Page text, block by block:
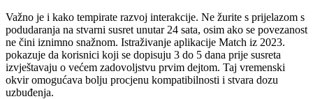
Važno je i kako tempirate razvoj interakcije. Ne žurite s prijelazom s
podudaranja na stvarni susret unutar 24 sata, osim ako se povezanost
ne čini iznimno snažnom. Istraživanje aplikacije Match iz 2023.
pokazuje da korisnici koji se dopisuju 3 do 5 dana prije susreta
izvještavaju o većem zadovoljstvu prvim dejtom. Taj vremenski
okvir omogućava bolju procjenu kompatibilnosti i stvara dozu
uzbuđenja.